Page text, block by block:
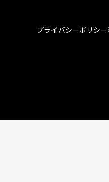
プライバシーポリシー